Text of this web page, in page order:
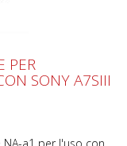
PER
SONY A7SIII